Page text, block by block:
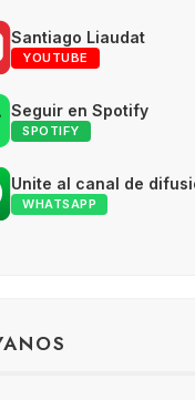
Santiago Liaudat
YOUTUBE
Seguir en Spotify
SPOTIFY
Unite al canal de
WHATSAPP